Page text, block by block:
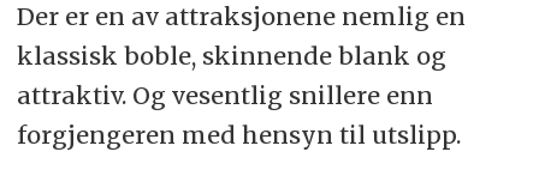
Der er en av attraksjonene nemlig en
klassisk boble, skinnende blank og
attraktiv. Og vesentlig snillere enn
forgjengeren med hensyn til utslipp.